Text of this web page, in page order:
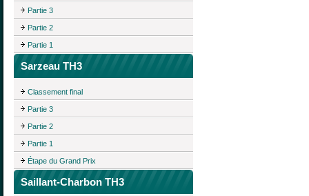
Partie 3
Partie 2
Partie 1
Sarzeau TH3
Classement final
Partie 3
Partie 2
Partie 1
Étape du Grand Prix
Saillant-Charbon TH3